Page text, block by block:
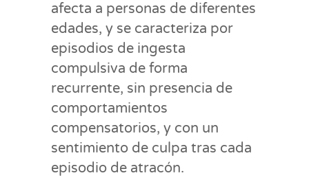
afecta a personas de diferentes
edades, y se caracteriza por
episodios de ingesta
compulsiva de forma
recurrente, sin presencia de
comportamientos
compensatorios, y con un
sentimiento de culpa tras cada
episodio de atracón.